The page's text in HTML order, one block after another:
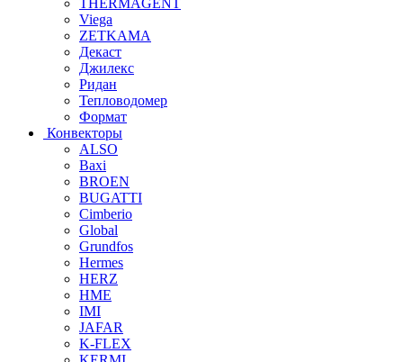
Viega
ZETKAMA
Декаст
Джилекс
Ридан
Тепловодомер
Формат
Конвекторы
ALSO
Baxi
BROEN
BUGATTI
Cimberio
Global
Grundfos
Hermes
HERZ
HME
IMI
JAFAR
K-FLEX